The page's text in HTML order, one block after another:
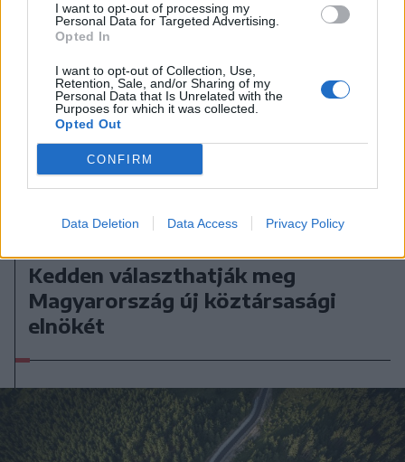
I want to opt-out of processing my
Personal Data for Targeted Advertising.
Opted In
I want to opt-out of Collection, Use,
Retention, Sale, and/or Sharing of my
Personal Data that Is Unrelated with the
Purposes for which it was collected.
Opted Out
CONFIRM
Data Deletion Data Access Privacy Policy
Kedden választhatják meg
Magyarország új köztársasági
elnökét